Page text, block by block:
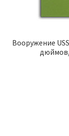
Вооружение